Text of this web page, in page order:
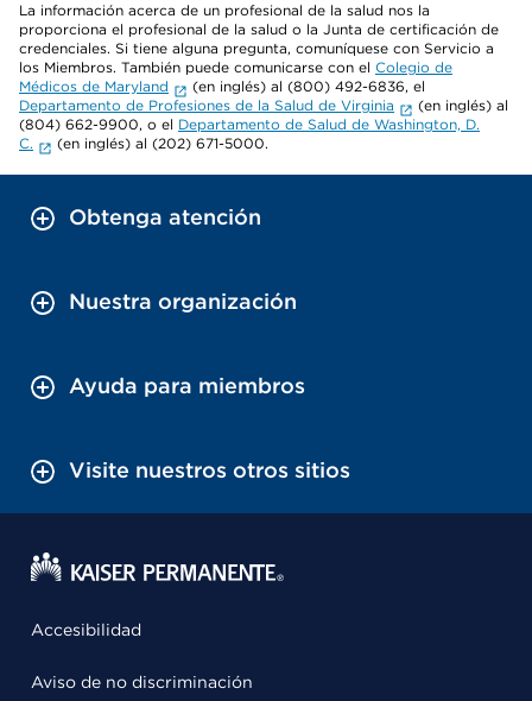
La información acerca de un profesional de la salud nos la
proporciona el profesional de la salud o la Junta de certificación de
credenciales. Si tiene alguna pregunta, comuníquese con Servicio a
los Miembros. También puede comunicarse con el Colegio de
Médicos de Maryland
(en inglés) al (800) 492-6836, el
Departamento de Profesiones de la Salud de Virginia
(en inglés) al
(804) 662-9900, o el Departamento de Salud de Washington, D.
C.
(en inglés) al (202) 671-5000.
Obtenga atención
Nuestra organización
Ayuda para miembros
Visite nuestros otros sitios
Accesibilidad
Aviso de no discriminación